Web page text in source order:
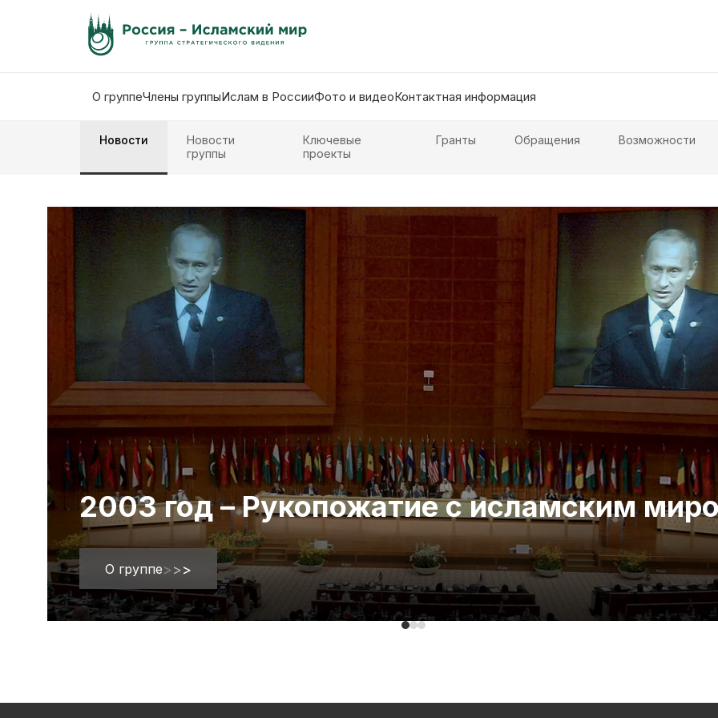
О группеЧлены группыИслам в РоссииФото и видеоКонтактная информация
Новости
Новости
группы
Ключевые
проекты
Гранты Обращения Возможности
2003 год – Рукопожатие с исламским
О группе>>>